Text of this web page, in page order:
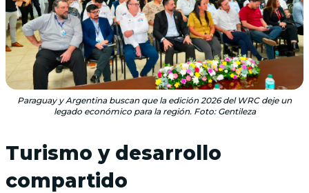
Paraguay y Argentina buscan que la edición 2026 del WRC deje un
legado económico para la región. Foto: Gentileza
Turismo y desarrollo
compartido